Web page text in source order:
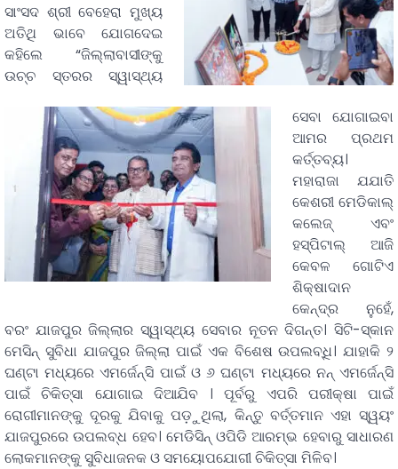
ସାଂସଦ ଶ୍ରୀ ବେହେରା ମୁଖ୍ୟ
ଅତିଥି ଭାବେ ଯୋଗଦେଇ
କହିଲେ “ଜିଲ୍ଲାବାସୀଙ୍କୁ
ଉଚ୍ଚ ସ୍ତରର ସ୍ୱାସ୍ଥ୍ୟ
ସେବା ଯୋଗାଇବା
ଆମର ପ୍ରଥମ
କର୍ତ୍ତବ୍ୟ।
ମହାରାଜା ଯଯାତି
କେଶରୀ ମେଡିକାଲ୍
କଲେଜ୍ ଏବଂ
ହସ୍ପିଟାଲ୍ ଆଜି
କେବଳ ଗୋଟିଏ
ଶିକ୍ଷାଦାନ
କେନ୍ଦ୍ର ନୁହେଁ,
ବରଂ ଯାଜପୁର ଜିଲ୍ଲାର ସ୍ୱାସ୍ଥ୍ୟ ସେବାର ନୂତନ ଦିଗନ୍ତ। ସିଟି-ସ୍କାନ
ମେସିନ୍ ସୁବିଧା ଯାଜପୁର ଜିଲ୍ଲା ପାଇଁ ଏକ ବିଶେଷ ଉପଲବ୍ଧି। ଯାହାକି ୨
ଘଣ୍ଟା ମଧ୍ୟରେ ଏମର୍ଜେନ୍ସି ପାଇଁ ଓ ୬ ଘଣ୍ଟା ମଧ୍ୟରେ ନନ୍ ଏମର୍ଜେନ୍ସି
ପାଇଁ ଚିକିତ୍ସା ଯୋଗାଇ ଦିଆଯିବ । ପୂର୍ବରୁ ଏପରି ପରୀକ୍ଷା ପାଇଁ
ରୋଗୀମାନଙ୍କୁ ଦୂରକୁ ଯିବାକୁ ପଡ଼ୁଥିଲା, କିନ୍ତୁ ବର୍ତ୍ତମାନ ଏହା ସ୍ୱୟଂ
ଯାଜପୁରରେ ଉପଲବ୍ଧ ହେବ। ମେଡିସିନ୍ ଓପିଡି ଆରମ୍ଭ ହେବାରୁ ସାଧାରଣ
ଲୋକମାନଙ୍କୁ ସୁବିଧାଜନକ ଓ ସମୟୋପଯୋଗୀ ଚିକିତ୍ସା ମିଳିବ।